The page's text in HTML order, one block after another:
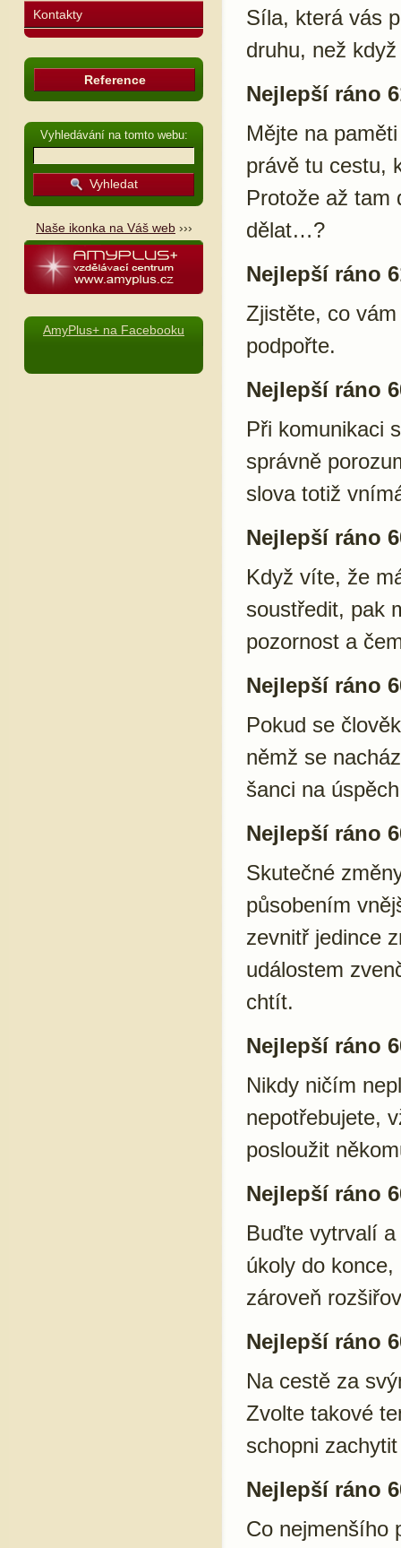
Kontakty
Reference
Vyhledávání na tomto webu:
Naše ikonka na Váš web ›››
AmyPlus+ na Facebooku
Síla, která vás
druhu, než
Nejlepší ráno
Mějte na
právě tu cestu,
Protože až tam
dělat…?
Nejlepší ráno
Zjistěte, co
podpořte.
Nejlepší ráno
Při komunikaci
správně
slova totiž
Nejlepší ráno
Když víte, že
soustředit, pak
pozornost a
Nejlepší ráno
Pokud se
němž se
šanci na
Nejlepší ráno
Skutečné
působením
zevnitř jedince
událostem
chtít.
Nejlepší ráno
Nikdy ničím
nepotřebujete,
posloužit
Nejlepší ráno
Buďte vytrvalí
úkoly do
zároveň
Nejlepší ráno
Na cestě za
Zvolte takové
schopni
Nejlepší ráno
Co nejmenšího